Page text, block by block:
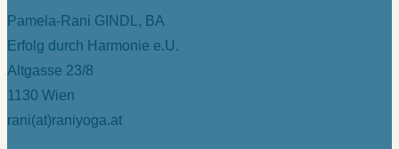
Pamela-Rani GINDL, BA
Erfolg durch Harmonie e.U.
Altgasse 23/8
1130 Wien
rani(at)raniyoga.at